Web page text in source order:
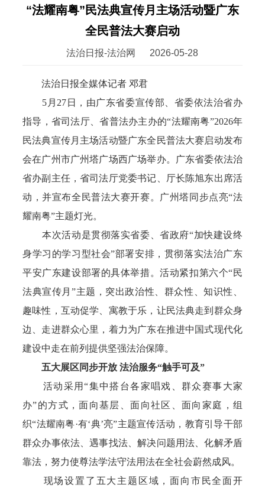
“法耀南粤”民法典宣传月主场活动暨广东
全民普法大赛启动
法治日报-法治网 2026-05-28
法治日报全媒体记者 邓君
5月27日，由广东省委宣传部、省委依法治省办
指导，省司法厅、省普法办主办的“法耀南粤”2026年
民法典宣传月主场活动暨广东全民普法大赛启动发布
会在广州市广州塔广场西广场举办。广东省委依法治
省办副主任，省司法厅党委书记、厅长陈旭东出席活
动，并宣布全民普法大赛开赛。广州塔同步点亮“法
耀南粤”主题灯光。
本次活动是贯彻落实省委、省政府“加快建设终
身学习的学习型社会”部署安排，贯彻落实法治广东
平安广东建设部署的具体举措。活动紧扣第六个“民
法典宣传月”主题，突出政治性、群众性、知识性、
趣味性，互动促学、寓教于乐，让民法典走到群众身
边、走进群众心里，着力为广东在推进中国式现代化
建设中走在前列提供坚强法治保障。
五大展区同步开放 法治服务“触手可及”
活动采用“集中搭台各家唱戏、群众赛事大家
办”的方式，面向基层、面向社区、面向家庭，组
织“法耀南粤·有‘典’亮”主题宣传活动，教育引导干部
群众办事依法、遇事找法、解决问题用法、化解矛盾
靠法，努力使尊法学法守法用法在全社会蔚然成风。
现场设置了五大主题区域，面向市民全面开